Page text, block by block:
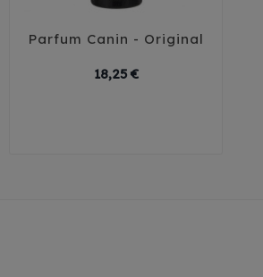
Parfum Canin - Original
18,25 €Prix